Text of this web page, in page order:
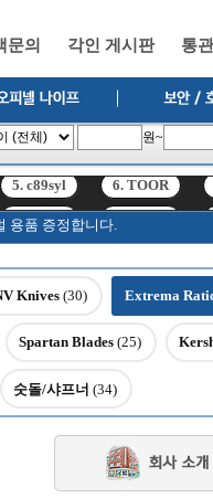
문의 각인 게시판 통
원~
5. c89syl 6. TOOR
5. c89syl 6. TOOR
용품 증정합니다.
Knives (30) Extrema
Spartan Blades (25)
숫돌/샤프너 (34)